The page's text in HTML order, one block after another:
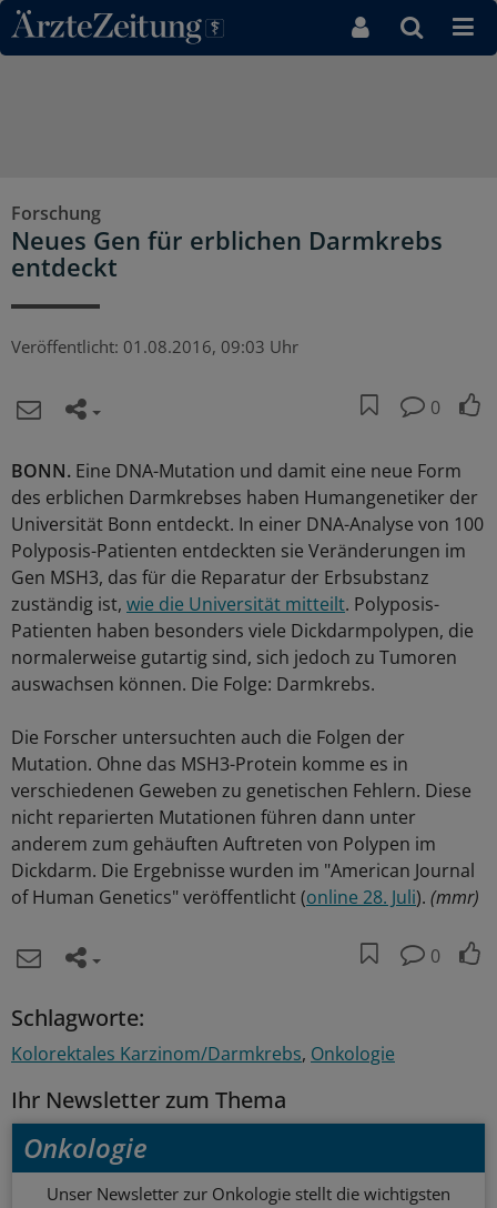
Direkt zum Inhaltsbereich
Forschung
Neues Gen für erblichen Darmkrebs
entdeckt
Veröffentlicht: 01.08.2016, 09:03 Uhr
0
BONN. Eine DNA-Mutation und damit eine neue Form
des erblichen Darmkrebses haben Humangenetiker der
Universität Bonn entdeckt. In einer DNA-Analyse von 100
Polyposis-Patienten entdeckten sie Veränderungen im
Gen MSH3, das für die Reparatur der Erbsubstanz
zuständig ist, wie die Universität mitteilt. Polyposis-
Patienten haben besonders viele Dickdarmpolypen, die
normalerweise gutartig sind, sich jedoch zu Tumoren
auswachsen können. Die Folge: Darmkrebs.
Die Forscher untersuchten auch die Folgen der
Mutation. Ohne das MSH3-Protein komme es in
verschiedenen Geweben zu genetischen Fehlern. Diese
nicht reparierten Mutationen führen dann unter
anderem zum gehäuften Auftreten von Polypen im
Dickdarm. Die Ergebnisse wurden im "American Journal
of Human Genetics" veröffentlicht (online 28. Juli). (mmr)
0
Schlagworte:
Kolorektales Karzinom/Darmkrebs Onkologie
Ihr Newsletter zum Thema
Onkologie
Unser Newsletter zur Onkologie stellt die wichtigsten